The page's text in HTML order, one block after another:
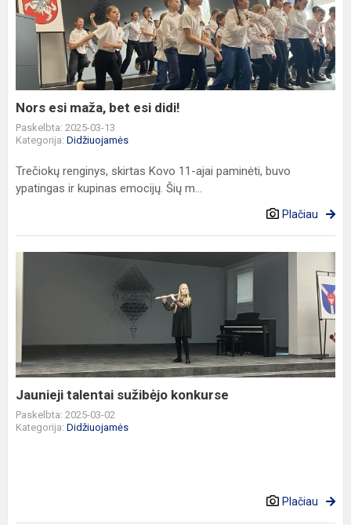
maža,
didi!
Nors esi maža, bet esi didi!
Paskelbta: 2025-03-13
Kategorija: Didžiuojamės
Trečiokų renginys, skirtas Kovo 11-ajai paminėti, buvo
ypatingas ir kupinas emocijų. Šių m...
Plačiau
talentai
Jaunieji talentai sužibėjo konkurse
Paskelbta: 2025-03-02
Kategorija: Didžiuojamės
Plačiau